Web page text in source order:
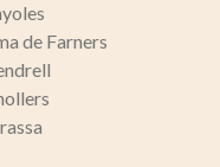
de Farners